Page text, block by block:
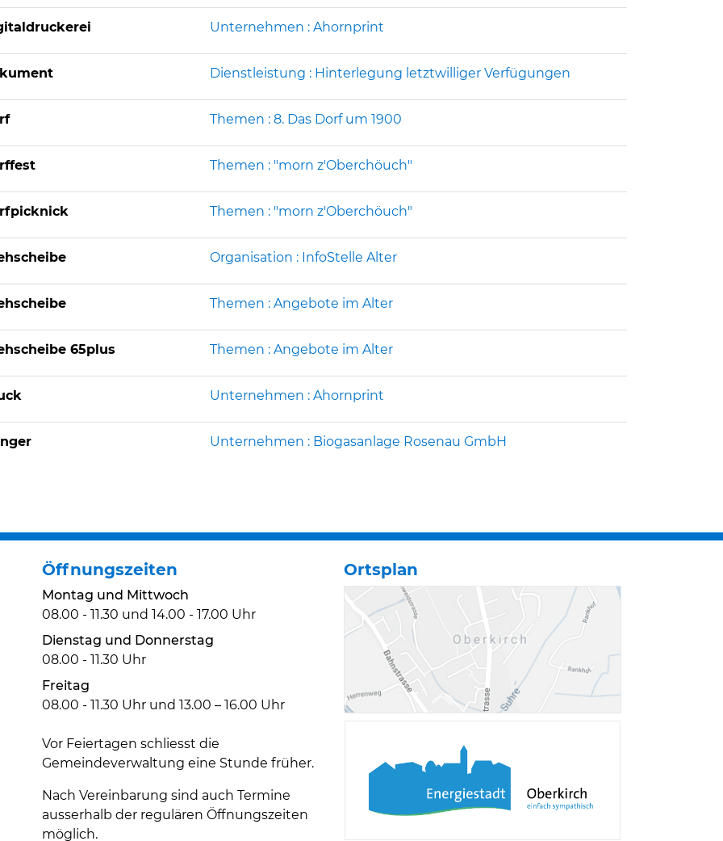
Unternehmen : Ahornprint
Dienstleistung : Hinterlegung letztwilliger Verfügungen
Themen : 8. Das Dorf um 1900
Themen : "morn z'Oberchöuch"
Themen : "morn z'Oberchöuch"
Organisation : InfoStelle Alter
Themen : Angebote im Alter
65plus Themen : Angebote im Alter
Unternehmen : Ahornprint
Unternehmen : Biogasanlage Rosenau GmbH
Öffnungszeiten
Montag und Mittwoch
08.00 - 11.30 und 14.00 - 17.00 Uhr
Dienstag und Donnerstag
08.00 - 11.30 Uhr
Freitag
08.00 - 11.30 Uhr und 13.00 – 16.00 Uhr
Vor Feiertagen schliesst die
Gemeindeverwaltung eine Stunde früher.
Nach Vereinbarung sind auch Termine
ausserhalb der regulären Öffnungszeiten
möglich.
Ortsplan
Verschiedene